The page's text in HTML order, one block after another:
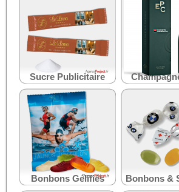
Sucre Publicitaire
Bonbons Gélifiés Bonbons &